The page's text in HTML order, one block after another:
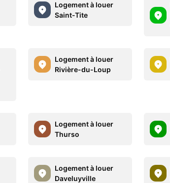
Logement à louer
Saint-Tite
Logement à louer
Rivière-du-Loup
Logement à louer
Thurso
Logement à louer
Daveluyville